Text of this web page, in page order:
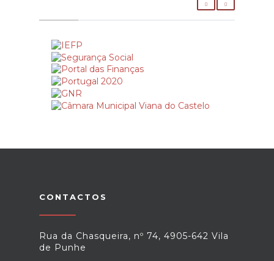
CONTACTOS
Rua da Chasqueira, nº 74, 4905-642 Vila
de Punhe